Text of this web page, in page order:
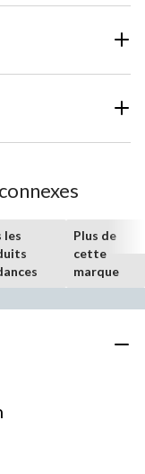
les
Plus de
cette
marque